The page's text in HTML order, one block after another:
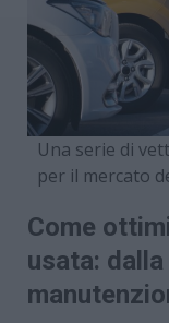
Una serie di
per il mercato
Come
usata: